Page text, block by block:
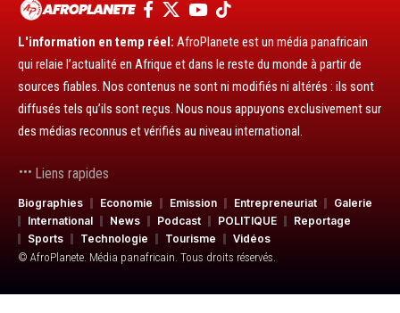
L'information en temp réel: AfroPlanete est un média panafricain
qui relaie l’actualité en Afrique et dans le reste du monde à partir de
sources fiables. Nos contenus ne sont ni modifiés ni altérés : ils sont
diffusés tels qu’ils sont reçus. Nous nous appuyons exclusivement sur
des médias reconnus et vérifiés au niveau international.
Liens rapides
Biographies Economie Emission Entrepreneuriat
Galerie
International
News Podcast POLITIQUE
Reportage
Sports
Technologie Tourisme
Vidéos
© AfroPlanete. Média panafricain. Tous droits réservés.